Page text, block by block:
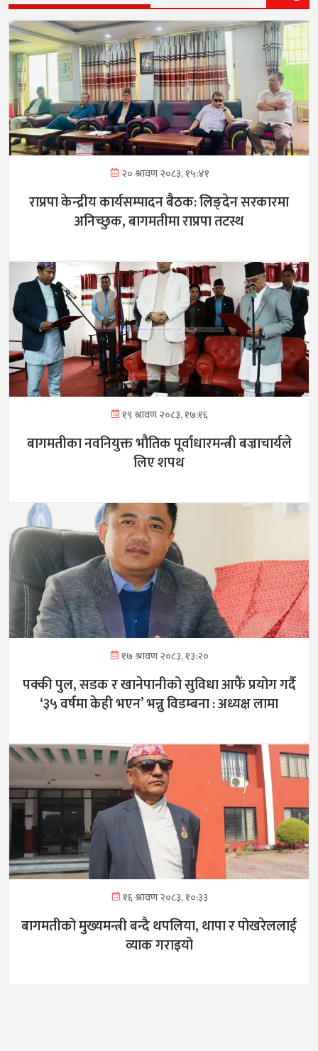
२० श्रावण २०८३, १५:४१
राप्रपा केन्द्रीय कार्यसम्पादन बैठक: लिङ्देन सरकारमा
अनिच्छुक, बागमतीमा राप्रपा तटस्थ
१९ श्रावण २०८३, १७:१६
बागमतीका नवनियुक्त भौतिक पूर्वाधारमन्त्री बज्राचार्यले
लिए शपथ
१७ श्रावण २०८३, १३:२०
पक्की पुल, सडक र खानेपानीको सुविधा आफैं प्रयोग गर्दै
‘३५ वर्षमा केही भएन’ भन्नु विडम्बना : अध्यक्ष लामा
१६ श्रावण २०८३, १०:३३
बागमतीको मुख्यमन्त्री बन्दै थपलिया, थापा र पोखरेललाई
व्याक गराइयो